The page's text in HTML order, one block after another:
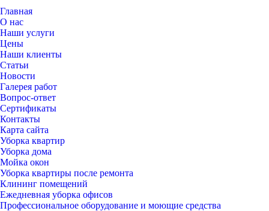
Главная
О нас
Наши услуги
Цены
Наши клиенты
Статьи
Новости
Галерея работ
Вопрос-ответ
Сертификаты
Контакты
Карта сайта
Уборка квартир
Уборка дома
Мойка окон
Уборка квартиры после ремонта
Клининг помещений
Ежедневная уборка офисов
Профессиональное оборудование и моющие средства